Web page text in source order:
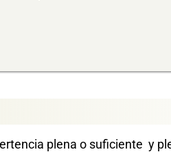
plena o suficiente y